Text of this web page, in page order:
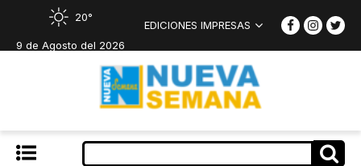
20°
9 de Agosto del 2026
EDICIONES IMPRESAS